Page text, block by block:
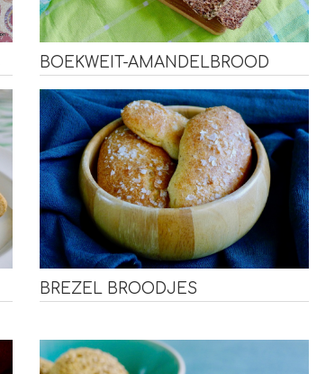
BOEKWEIT-AMANDELBROOD
BREZEL BROODJES